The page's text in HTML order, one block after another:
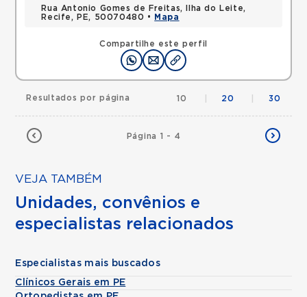
Compartilhe este perfil
Rua Antonio Gomes de Freitas, Ilha do Leite,
Recife, PE, 50070480 •
Mapa
Página 1 - 4
Resultados por página 10 20 30
VEJA TAMBÉM
Unidades, convênios e
especialistas relacionados
Especialistas mais buscados
Clínicos Gerais em PE